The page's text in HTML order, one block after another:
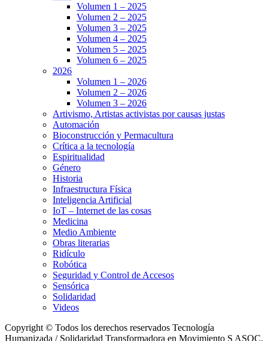
Volumen 1 – 2025
Volumen 2 – 2025
Volumen 3 – 2025
Volumen 4 – 2025
Volumen 5 – 2025
Volumen 6 – 2025
2026
Volumen 1 – 2026
Volumen 2 – 2026
Volumen 3 – 2026
Artivismo, Artistas activistas por causas justas
Automación
Bioconstrucción y Permacultura
Crítica a la tecnología
Espiritualidad
Género
Historia
Infraestructura Física
Inteligencia Artificial
IoT – Internet de las cosas
Medicina
Medio Ambiente
Obras literarias
Ridículo
Robótica
Seguridad y Control de Accesos
Sensórica
Solidaridad
Videos
Copyright © Todos los derechos reservados Tecnología
Humanizada / Solidaridad Transformadora en Movimiento S ASOC.